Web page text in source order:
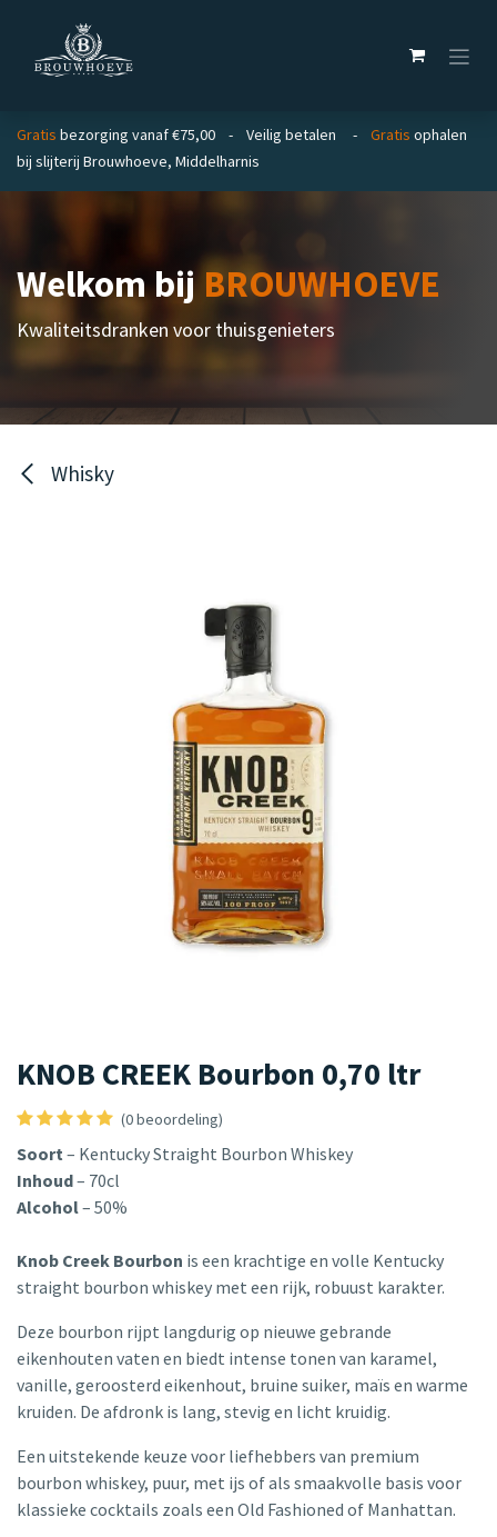
Gratis bezorging vanaf €75,00 - Veilig betalen - Gratis ophalen
bij slijterij Brouwhoeve, Middelharnis
Welkom bijBROUWHOEVE
Kwaliteitsdranken voor thuisgenieters
Whisky
KNOB CREEK Bourbon 0,70 ltr
(0 beoordeling)
Soort– Kentucky Straight Bourbon Whiskey
Inhoud– 70cl
Alcohol– 50%
Knob Creek Bourbon is een krachtige en volle Kentucky
straight bourbon whiskey met een rijk, robuust karakter.
Deze bourbon rijpt langdurig op nieuwe gebrande
eikenhouten vaten en biedt intense tonen van karamel,
vanille, geroosterd eikenhout, bruine suiker, maïs en warme
kruiden. De afdronk is lang, stevig en licht kruidig.
Een uitstekende keuze voor liefhebbers van premium
bourbon whiskey, puur, met ijs of als smaakvolle basis voor
klassieke cocktails zoals een Old Fashioned of Manhattan.